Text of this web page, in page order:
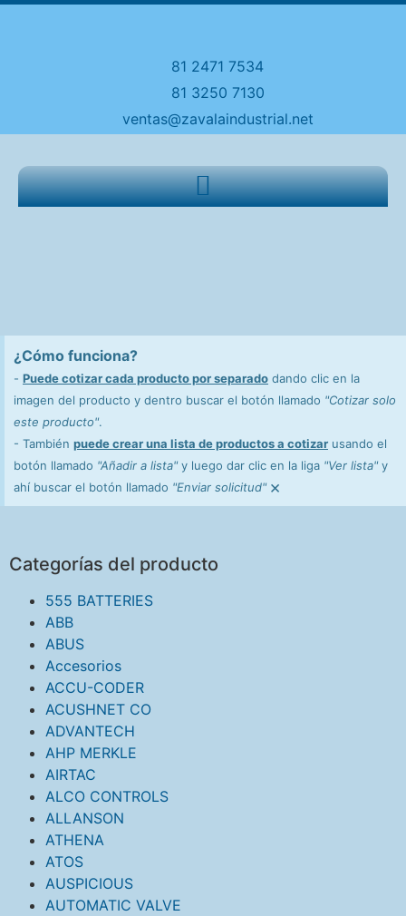
81 2471 7534
81 3250 7130
ventas@zavalaindustrial.net
¿Cómo funciona?
- Puede cotizar cada producto por separado dando clic en la
imagen del producto y dentro buscar el botón llamado "Cotizar solo
este producto".
- También puede crear una lista de productos a cotizar usando el
botón llamado "Añadir a lista" y luego dar clic en la liga "Ver lista" y
ahí buscar el botón llamado "Enviar solicitud" ×
Categorías del producto
555 BATTERIES
ABB
ABUS
Accesorios
ACCU-CODER
ACUSHNET CO
ADVANTECH
AHP MERKLE
AIRTAC
ALCO CONTROLS
ALLANSON
ATHENA
ATOS
AUSPICIOUS
AUTOMATIC VALVE